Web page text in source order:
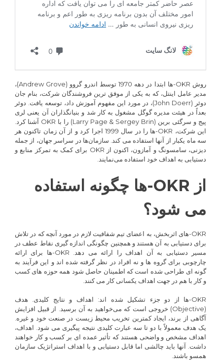
روش OKR-ها ابتدا در دهه 1970 توسط اندرو گروو (Andrew Grove)،
مدیر عامل اینتل، که به یکی از موفق ترین فروشندگان شرکت، بنام جان
دوئر (John Doerr)، در مورد این مفهوم آموزش داد، توسعه یافت. دوئر
بعداً در هیئت مدیره گوگل مشغول به کار شد و بنیانگذاران آن یعنی لری
پیج و سرگئی برین (Larry Page & Sergey Brin) را با OKR آشنا کرد.
این شرکت، OKR-ها را در سال 1999 اجرا کرد و از آن زمان تاکنون هر
سه ماه یکبار از آنها استفاده می کند. سازمان‌ها در سراسر جهان، از جمله
دیزنی، سامسونگ و آمازون، اکنون از OKR برای کمک به تمرکز منابع و
دستیابی به اهداف خود استفاده می‌نمایند.
از OKR-ها چگونه استفاده
می شود؟
OKR-های اثربخش، به اعضای تیم شفافیت لازم در مورد آنچه که در تلاش
برای دستیابی به آن هستند و همچنین چگونگی اندازه گیری نقاط عطف در
مسیر دستیابی به آن اهداف را ارائه می دهد. OKR-ها برای ارائه
چارچوبی برای گروه ها و نه افراد در نظر گرفته شده اند و این فرآیند به
گونه ای طراحی شده است که اطمینان حاصل شود همه حوزه های کسب
و کار با هم در جهت اهداف یکسانی کار می کنند.
OKR-ها از دو جزء تشکیل شده اند: اهداف و نتایج کلیدی. هدف
(Objective) خروجی است که می‌خواهید به آن برسید. از قبیل افزایش
آگاهی از برند، ایجاد کمترین تخریب محیط زیست در صنعت خود و غیره.
یک هدف معمولاً با دو تا سه عبارت کلیدی نتیجه پیگیری می شود. اهداف،
اهداف مشخص و واضحی هستند که تأثیر عمده ای بر کسب و کار خواهند
داشت. آنها باید چالشی اما قابل دستیابی و با اهداف استراتژیک سازمان
همسو باشند.